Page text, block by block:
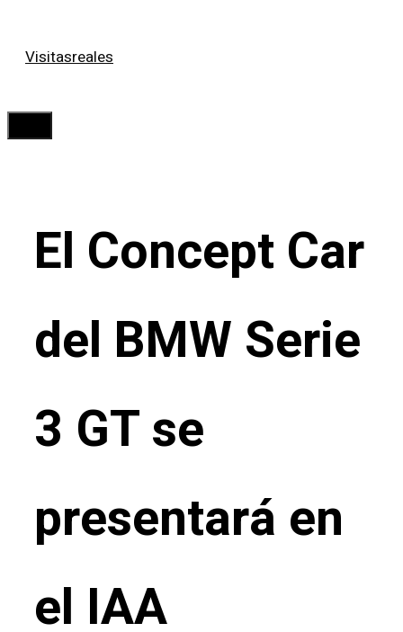
Visitasreales
El Concept Car
del BMW Serie
3 GT se
presentará en
el IAA